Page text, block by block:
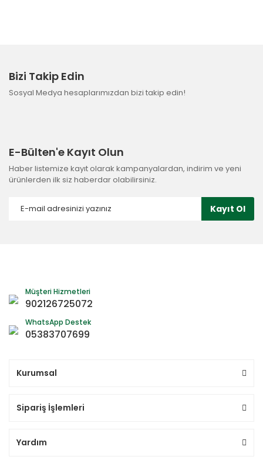
Bizi Takip Edin
Sosyal Medya hesaplarımızdan bizi takip edin!
E-Bülten'e Kayıt Olun
Haber listemize kayıt olarak kampanyalardan, indirim ve yeni
ürünlerden ilk siz haberdar olabilirsiniz.
Kayıt Ol
Müşteri Hizmetleri
902126725072
WhatsApp Destek
05383707699
Kurumsal
Sipariş İşlemleri
Yardım